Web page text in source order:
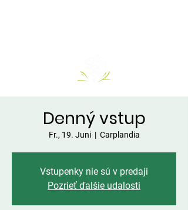
Denný vstup
Fr., 19. Juni
  |
Carplandia
Vstupenky nie sú v predaji
Pozrieť ďalšie udalosti